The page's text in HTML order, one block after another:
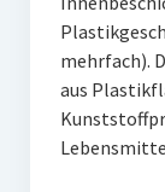
mehrfach).
aus